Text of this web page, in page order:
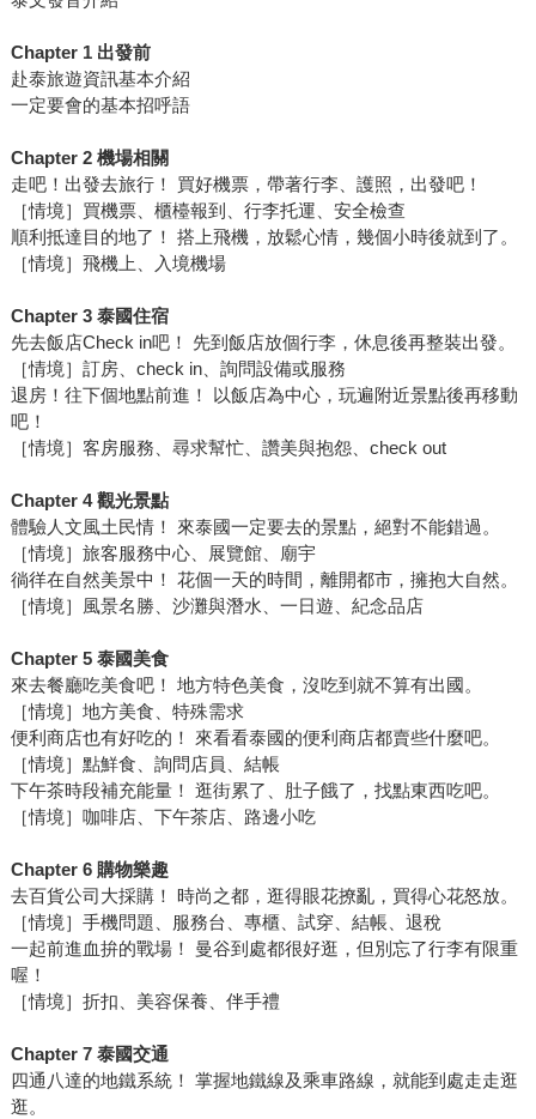
Chapter 1 出發前
赴泰旅遊資訊基本介紹
一定要會的基本招呼語
Chapter 2 機場相關
走吧！出發去旅行！ 買好機票，帶著行李、護照，出發吧！
［情境］買機票、櫃檯報到、行李托運、安全檢查
順利抵達目的地了！ 搭上飛機，放鬆心情，幾個小時後就到了。
［情境］飛機上、入境機場
Chapter 3 泰國住宿
先去飯店Check in吧！ 先到飯店放個行李，休息後再整裝出發。
［情境］訂房、check in、詢問設備或服務
退房！往下個地點前進！ 以飯店為中心，玩遍附近景點後再移動
吧！
［情境］客房服務、尋求幫忙、讚美與抱怨、check out
Chapter 4 觀光景點
體驗人文風土民情！ 來泰國一定要去的景點，絕對不能錯過。
［情境］旅客服務中心、展覽館、廟宇
徜徉在自然美景中！ 花個一天的時間，離開都市，擁抱大自然。
［情境］風景名勝、沙灘與潛水、一日遊、紀念品店
Chapter 5 泰國美食
來去餐廳吃美食吧！ 地方特色美食，沒吃到就不算有出國。
［情境］地方美食、特殊需求
便利商店也有好吃的！ 來看看泰國的便利商店都賣些什麼吧。
［情境］點鮮食、詢問店員、結帳
下午茶時段補充能量！ 逛街累了、肚子餓了，找點東西吃吧。
［情境］咖啡店、下午茶店、路邊小吃
Chapter 6 購物樂趣
去百貨公司大採購！ 時尚之都，逛得眼花撩亂，買得心花怒放。
［情境］手機問題、服務台、專櫃、試穿、結帳、退稅
一起前進血拚的戰場！ 曼谷到處都很好逛，但別忘了行李有限重
喔！
［情境］折扣、美容保養、伴手禮
Chapter 7 泰國交通
四通八達的地鐵系統！ 掌握地鐵線及乘車路線，就能到處走走逛
逛。